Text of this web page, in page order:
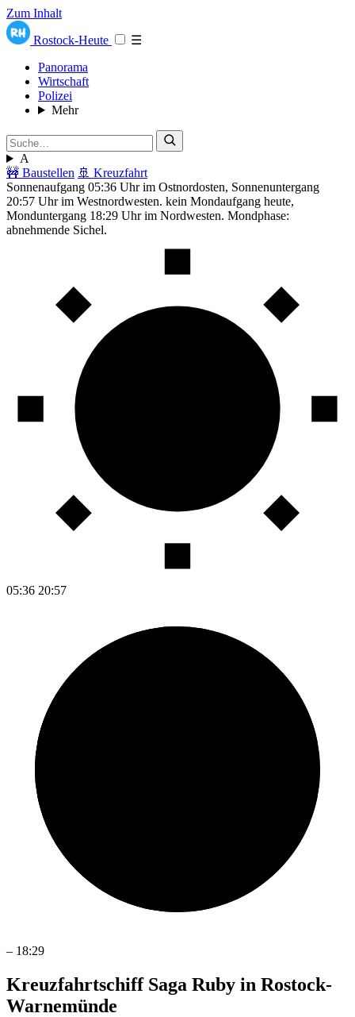
Zum Inhalt
Rostock-Heute
☰
Panorama
Wirtschaft
Polizei
Mehr
A
🚧 Baustellen 🚢 Kreuzfahrt
Sonnenaufgang 05:36 Uhr im Ostnordosten, Sonnenuntergang
20:57 Uhr im Westnordwesten. kein Mondaufgang heute,
Monduntergang 18:29 Uhr im Nordwesten. Mondphase:
abnehmende Sichel.
05:36 20:57
– 18:29
Kreuzfahrtschiff Saga Ruby in Rostock-
Warnemünde